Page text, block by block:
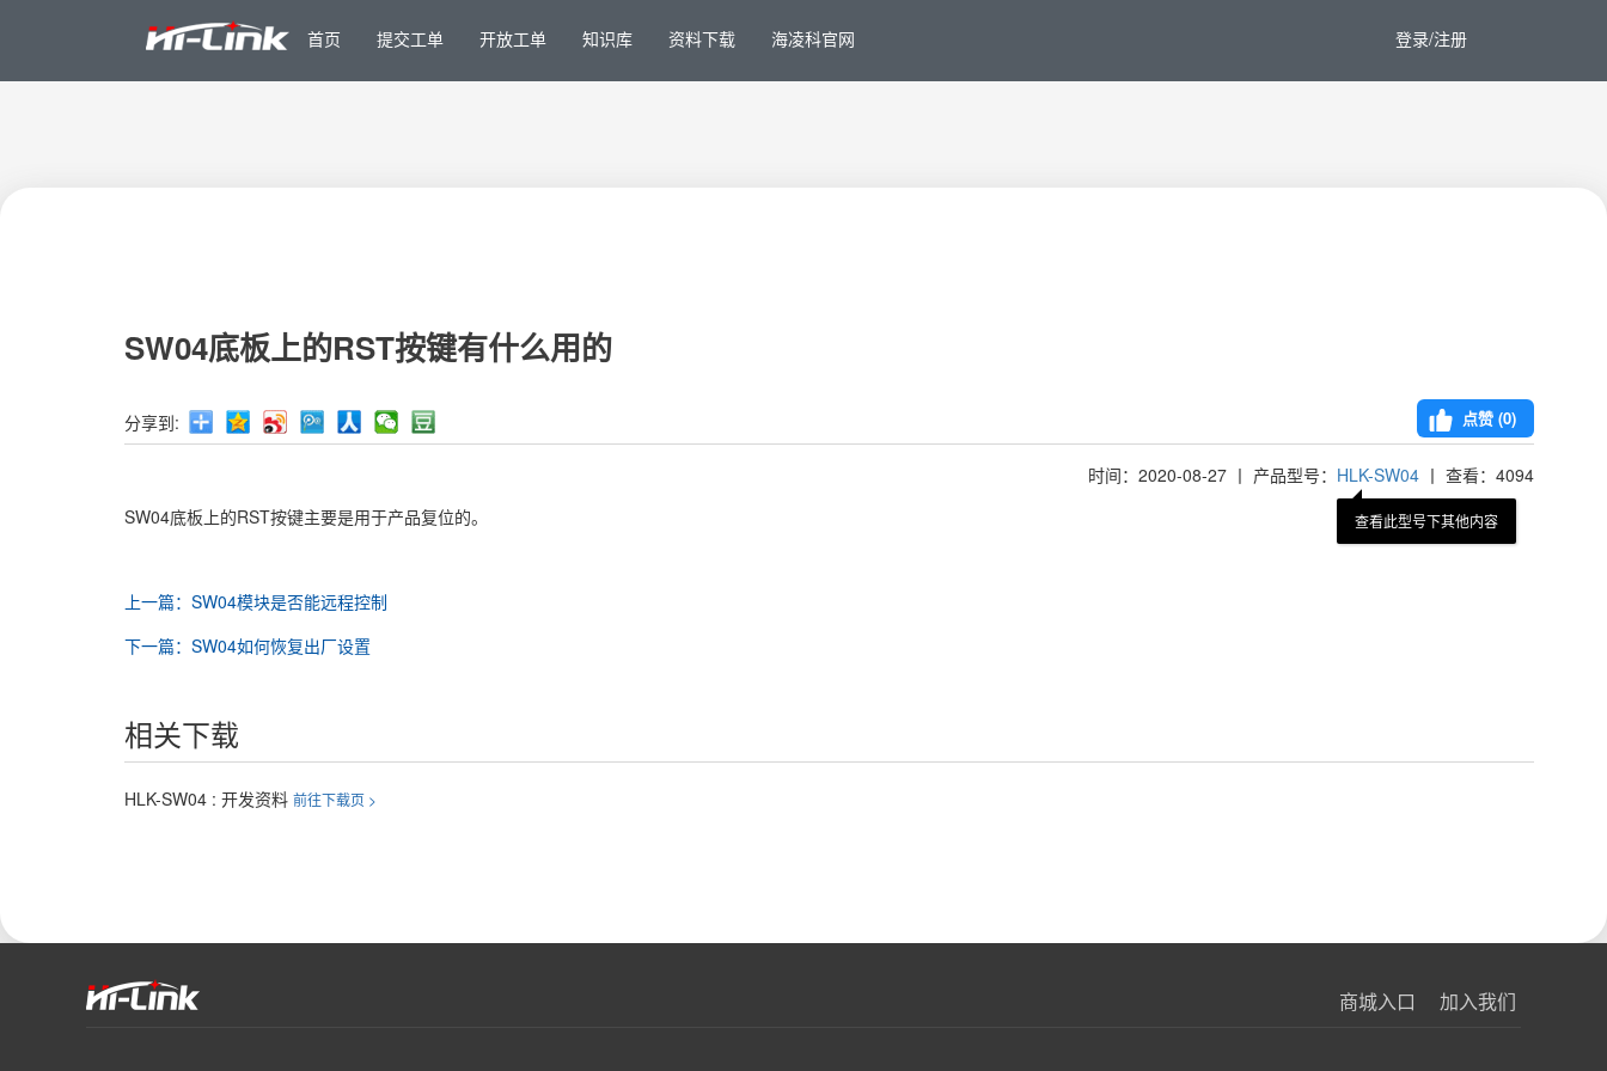
首页 提交工单 开放工单 知识库 资料下载 海凌科官网 登录/注册
SW04底板上的RST按键有什么用的
分享到: 点赞 (0)
时间：2020-08-27 丨 产品型号： HLK-SW04 丨 查看：4094
SW04底板上的RST按键主要是用于产品复位的。
上一篇：SW04模块是否能远程控制
下一篇：SW04如何恢复出厂设置
相关下载
HLK-SW04 : 开发资料 前往下载页 >
商城入口 加入我们
查看此型号下其他内容